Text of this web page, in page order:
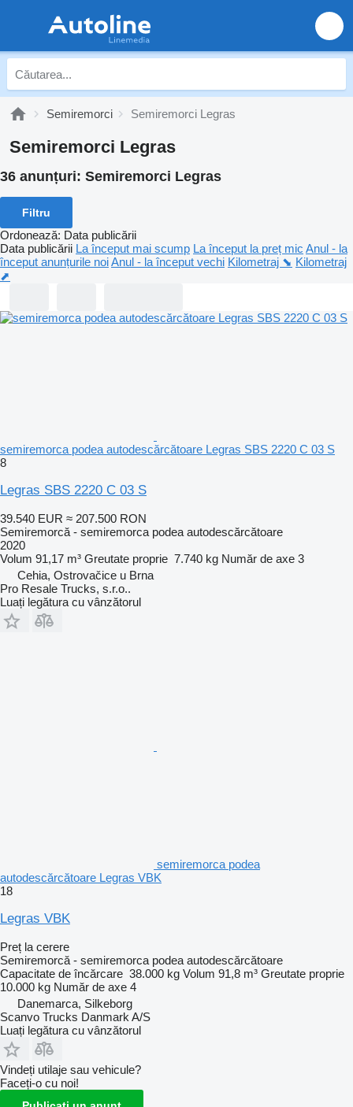
Semiremorci Semiremorci Legras
Semiremorci Legras
36 anunțuri: Semiremorci Legras
Filtru
Ordonează: Data publicării
Data publicării La început mai scump La început la preț mic Anul - la
început anunțurile noiAnul - la început vechi Kilometraj ⬊ Kilometraj
⬈
semiremorca podea autodescărcătoare Legras SBS 2220 C 03 S
8
Legras SBS 2220 C 03 S
39.540 EUR ≈ 207.500 RON
Semiremorcă - semiremorca podea autodescărcătoare
2020
Volum 91,17 m³ Greutate proprie 7.740 kg Număr de axe 3
Cehia, Ostrovačice u Brna
Pro Resale Trucks, s.r.o..
Luați legătura cu vânzătorul
semiremorca podea
autodescărcătoare Legras VBK
18
Legras VBK
Preț la cerere
Semiremorcă - semiremorca podea autodescărcătoare
Capacitate de încărcare 38.000 kg Volum 91,8 m³ Greutate proprie
10.000 kg Număr de axe 4
Danemarca, Silkeborg
Scanvo Trucks Danmark A/S
Luați legătura cu vânzătorul
Vindeți utilaje sau vehicule?
Faceți-o cu noi!